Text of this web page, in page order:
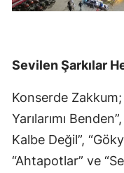
Sevilen Şarkılar
Konserde Zakkum;
Yarılarımı
Kalbe Değil”,
“Ahtapotlar” ve